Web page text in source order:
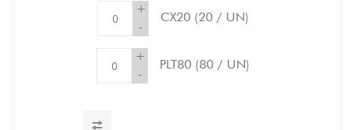
+
-
CX20 (20 / UN)
+
-
PLT80 (80 / UN)